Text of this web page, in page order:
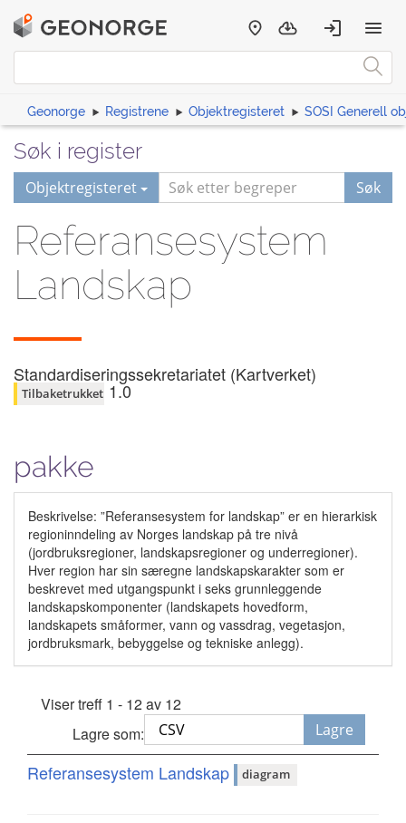
Geonorge Registrene Objektregisteret SOSI Generell
Søk i register
Objektregisteret Søk
Referansesystem
Landskap
Standardiseringssekretariatet (Kartverket)
Tilbaketrukket 1.0
pakke
Beskrivelse: ”Referansesystem for landskap” er en hierarkisk
regioninndeling av Norges landskap på tre nivå
(jordbruksregioner, landskapsregioner og underregioner).
Hver region har sin særegne landskapskarakter som er
beskrevet med utgangspunkt i seks grunnleggende
landskapskomponenter (landskapets hovedform,
landskapets småformer, vann og vassdrag, vegetasjon,
jordbruksmark, bebyggelse og tekniske anlegg).
Viser treff 1 - 12 av 12
Lagre som:
Lagre
Referansesystem Landskap diagram